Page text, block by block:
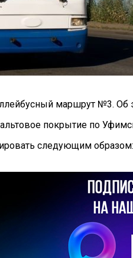
маршрут №3.
покрытие по
следующим